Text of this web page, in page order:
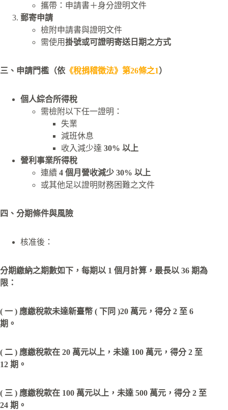
攜帶：申請書＋身分證明文件
郵寄申請
檢附申請書與證明文件
需使用掛號或可證明寄送日期之方式
三、申請門檻（依 《稅捐稽徵法》第26條之1）
個人綜合所得稅
需檢附以下任一證明：
失業
減班休息
收入減少達 30% 以上
營利事業所得稅
連續 4 個月營收減少 30% 以上
或其他足以證明財務困難之文件
四、分期條件與風險
核准後：
分期繳納之期數如下，每期以 1 個月計算，最長以 36 期為
限：
( 一 ) 應繳稅款未達新臺幣 ( 下同 )20 萬元，得分 2 至 6
期。
( 二 ) 應繳稅款在 20 萬元以上，未達 100 萬元，得分 2 至
12 期。
( 三 ) 應繳稅款在 100 萬元以上，未達 500 萬元，得分 2 至
24 期。